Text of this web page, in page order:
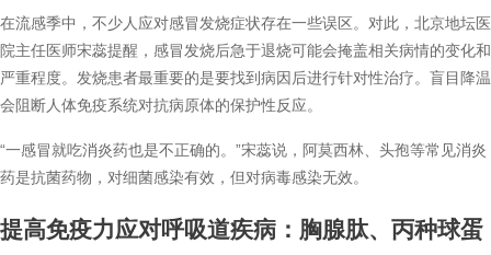
在流感季中，不少人应对感冒发烧症状存在一些误区。对此，北京地坛医
院主任医师宋蕊提醒，感冒发烧后急于退烧可能会掩盖相关病情的变化和
严重程度。发烧患者最重要的是要找到病因后进行针对性治疗。盲目降温
会阻断人体免疫系统对抗病原体的保护性反应。
“一感冒就吃消炎药也是不正确的。”宋蕊说，阿莫西林、头孢等常见消炎
药是抗菌药物，对细菌感染有效，但对病毒感染无效。
提高免疫力应对呼吸道疾病：胸腺肽、丙种球蛋